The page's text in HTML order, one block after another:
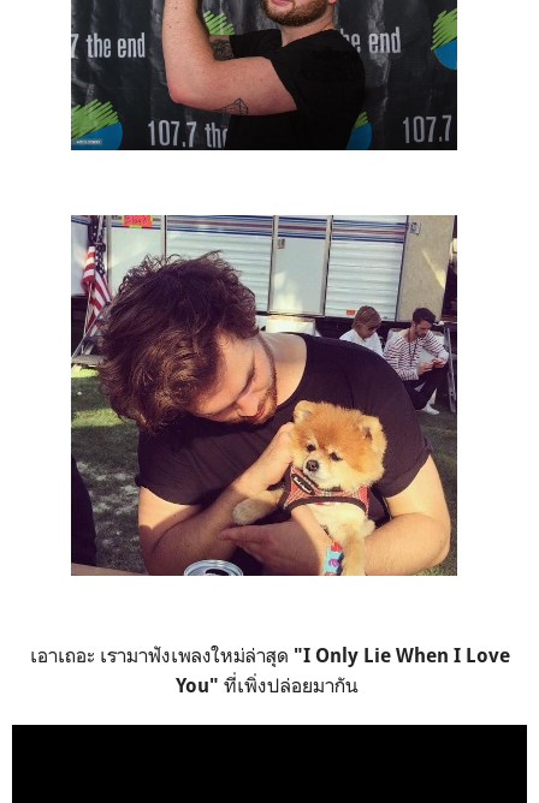
เอาเถอะ เรามาฟังเพลงใหม่ล่าสุด "I Only Lie When I Love
You" ที่เพิ่งปล่อยมากัน